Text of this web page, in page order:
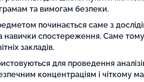
та вимогам безпеки.
починається саме з
навички спостереження. Саме
закладів.
для проведення
концентраціям і чіткому